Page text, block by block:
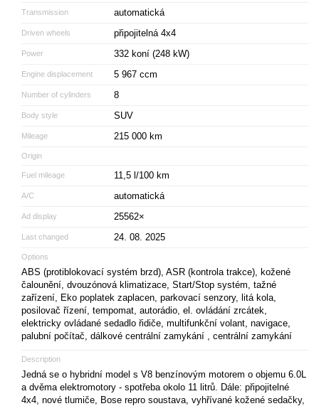
Transmission automatická
Driven wheels připojitelná 4x4
Power 332 koní (248 kW)
Engine displacement 5 967 ccm
Number of cylinders 8
Body style SUV
Mileage 215 000 km
Origin
Fuel mileage 11,5 l/100 km
A/C automatická
Ad display 25562×
Last changed 24. 08. 2025
Options
ABS (protiblokovací systém brzd), ASR (kontrola trakce), kožené
čalounění, dvouzónová klimatizace, Start/Stop systém, tažné
zařízení, Eko poplatek zaplacen, parkovací senzory, litá kola,
posilovač řízení, tempomat, autorádio, el. ovládání zrcátek,
elektricky ovládané sedadlo řidiče, multifunkční volant, navigace,
palubní počítač, dálkové centrální zamykání , centrální zamykání
Description
Jedná se o hybridní model s V8 benzínovým motorem o objemu 6.0L
a dvěma elektromotory - spotřeba okolo 11 litrů. Dále: připojitelné
4x4, nové tlumiče, Bose repro soustava, vyhřívané kožené sedačky,